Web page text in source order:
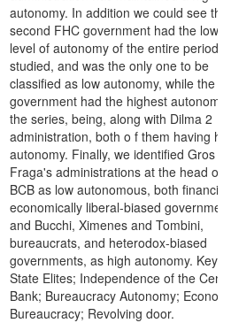
autonomy. In addition we could see
second FHC government had the
level of autonomy of the entire period
studied, and was the only one to be
classified as low autonomy, while the
government had the highest autonomy
the series, being, along with Dilma 2
administration, both o f them having
autonomy. Finally, we identified Gros
Fraga's administrations at the head of
BCB as low autonomous, both
economically liberal-biased
and Bucchi, Ximenes and Tombini,
bureaucrats, and heterodox-biased
governments, as high autonomy.
State Elites; Independence of the
Bank; Bureaucracy Autonomy;
Bureaucracy; Revolving door.